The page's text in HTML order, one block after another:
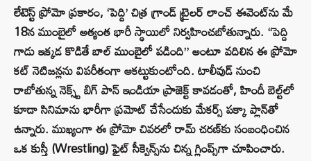
లేటెస్ట్ ప్రోమో ప్రకారం, ‘పెద్ది’ చిత్ర గ్రాండ్ ట్రైలర్ లాంచ్ ఈవెంట్‌ను మే
18న ముంబైలో అత్యంత భారీ స్థాయిలో నిర్వహించబోతున్నారు. “పెద్ది
గాడు ఇక్కడ కొడితే బాల్ ముంబైలో పడింది” అంటూ వదిలిన ఈ ప్రోమో
కట్ నెటిజన్లను విపరీతంగా ఆకట్టుకుంటోంది. టాలీవుడ్ నుంచి
రాబోతున్న నెక్స్ట్ బిగ్ పాన్ ఇండియా ప్రాజెక్ట్ కావడంతో, హిందీ బెల్ట్‌లో
కూడా సినిమాను భారీగా ప్రమోట్ చేసేందుకు మేకర్స్ పక్కా ప్లాన్‌తో
ఉన్నారు. ముఖ్యంగా ఈ ప్రోమో చివరలో రామ్ చరణ్‌కు సంబంధించిన
ఒక కుస్తీ (Wrestling) ఫైట్ సీక్వెన్స్‌ను చిన్న గ్లింప్స్‌గా చూపించారు.